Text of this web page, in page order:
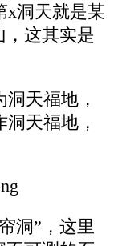
x洞天就是某
，这其实是
天福地，
天福地，
洞”，这里